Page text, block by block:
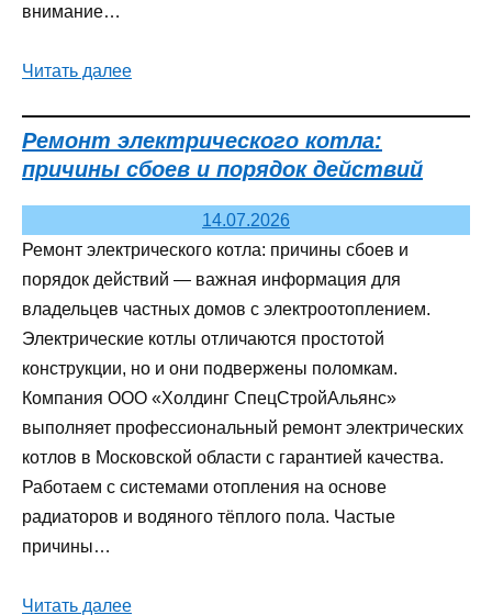
внимание…
Читать далее
Ремонт электрического котла:
причины сбоев и порядок действий
14.07.2026
Ремонт электрического котла: причины сбоев и
порядок действий — важная информация для
владельцев частных домов с электроотоплением.
Электрические котлы отличаются простотой
конструкции, но и они подвержены поломкам.
Компания ООО «Холдинг СпецСтройАльянс»
выполняет профессиональный ремонт электрических
котлов в Московской области с гарантией качества.
Работаем с системами отопления на основе
радиаторов и водяного тёплого пола. Частые
причины…
Читать далее